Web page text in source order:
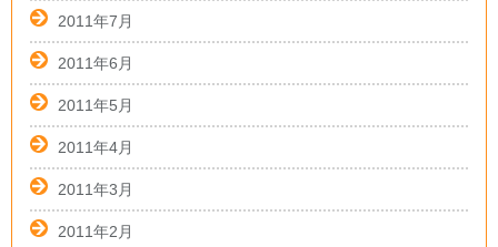
2011年7月
2011年6月
2011年5月
2011年4月
2011年3月
2011年2月